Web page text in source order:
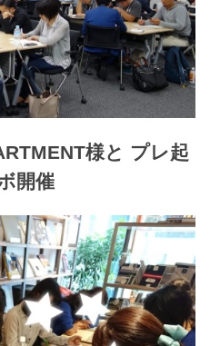
様と プレ起
開催